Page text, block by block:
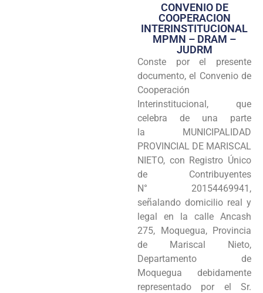
Transparencia
Seguridad
Programas
Intranet
CONVENIO DE
COOPERACION
INTERINSTITUCIONAL
MPMN – DRAM –
JUDRM
Conste por el presente
documento, el Convenio de
Cooperación
Interinstitucional, que
celebra de una parte
la MUNICIPALIDAD
PROVINCIAL DE MARISCAL
NIETO, con Registro Único
de Contribuyentes
N° 20154469941,
señalando domicilio real y
legal en la calle Ancash
275, Moquegua, Provincia
de Mariscal Nieto,
Departamento de
Moquegua debidamente
representado por el Sr.